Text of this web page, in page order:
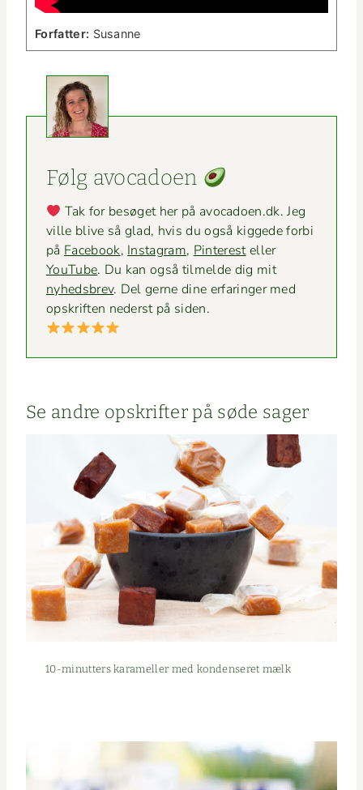
For­fat­ter: Susanne
Følg avo­ca­doen
Tak for besøget her på avocadoen.dk. Jeg
ville blive så glad, hvis du også kiggede for­bi
på Face­book, Insta­gram, Pin­ter­esteller
YouTube. Du kan også tilmelde dig mit
nyheds­brev. Del gerne dine erfaringer med
opskriften ned­er­st på siden.
Se andre opskrifter på søde sager
10-min­ut­ters karameller med kon­denseret mælk